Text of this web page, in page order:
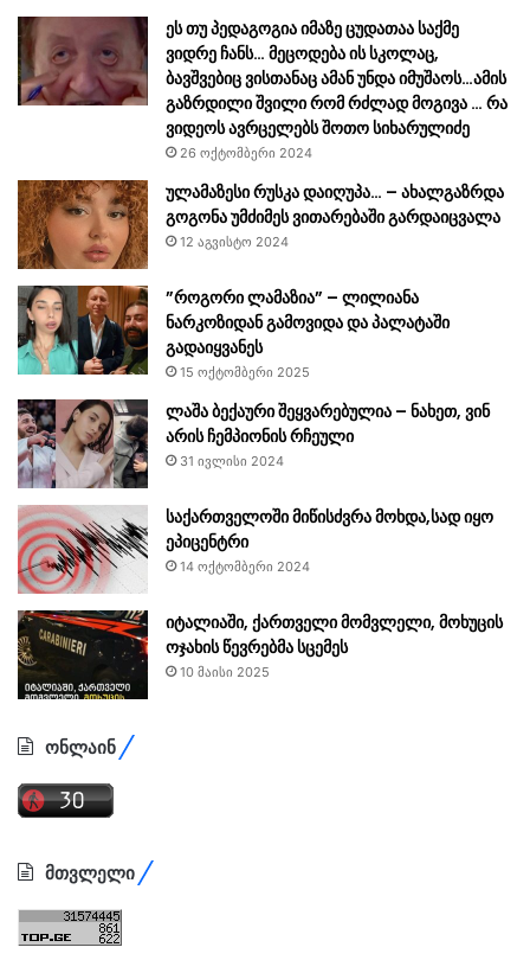
ეს თუ პედაგოგია იმაზე ცუდათაა საქმე
ვიდრე ჩანს… მეცოდება ის სკოლაც,
ბავშვებიც ვისთანაც ამან უნდა იმუშაოს…ამის
გაზრდილი შვილი რომ რძლად მოგივა … რა
ვიდეოს ავრცელებს შოთო სიხარულიძე
26 ოქტომბერი 2024
ულამაზესი რუსკა დაიღუპა… – ახალგაზრდა
გოგონა უმძიმეს ვითარებაში გარდაიცვალა
12 აგვისტო 2024
”როგორი ლამაზია” – ლილიანა
ნარკოზიდან გამოვიდა და პალატაში
გადაიყვანეს
15 ოქტომბერი 2025
ლაშა ბექაური შეყვარებულია – ნახეთ, ვინ
არის ჩემპიონის რჩეული
31 ივლისი 2024
საქართველოში მიწისძვრა მოხდა,სად იყო
ეპიცენტრი
14 ოქტომბერი 2024
იტალიაში, ქართველი მომვლელი, მოხუცის
ოჯახის წევრებმა სცემეს
10 მაისი 2025
ონლაინ
მთვლელი